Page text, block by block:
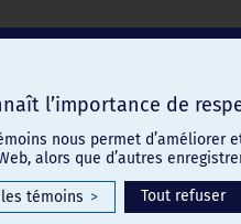
Conditions d'utilisation
témoins
l’importance de
nous permet
alors que d’autres
témoins > Tout refuser